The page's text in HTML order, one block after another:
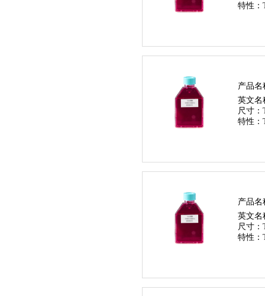
特性：
产品名
英文名
尺寸：
特性：
产品名
英文名
尺寸：
特性：